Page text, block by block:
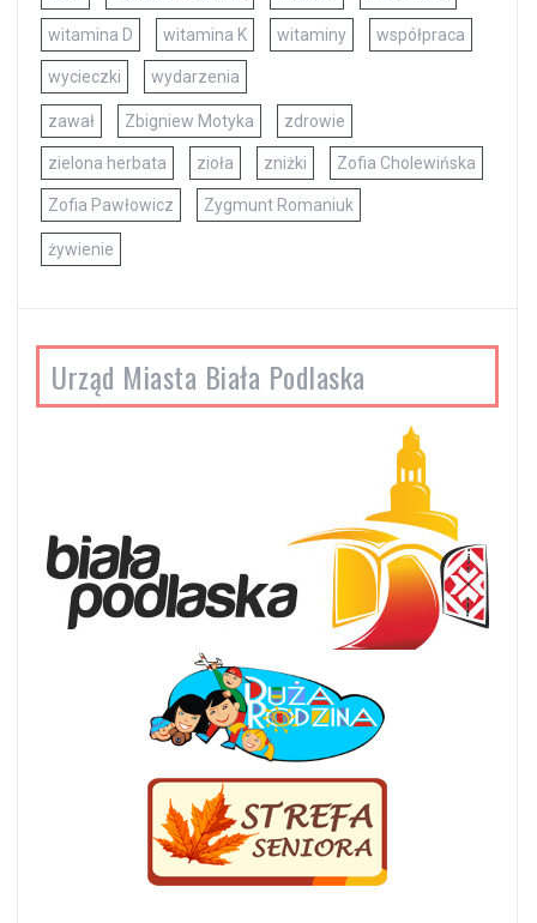
witamina D witamina K witaminy współpraca
wycieczki wydarzenia
zawał Zbigniew Motyka zdrowie
zielona herbata zioła zniżki Zofia Cholewińska
Zofia Pawłowicz Zygmunt Romaniuk
żywienie
Urząd Miasta Biała Podlaska